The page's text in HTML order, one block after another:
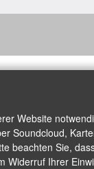
Website
Soundcloud,
beachten Sie,
Widerruf Ihrer